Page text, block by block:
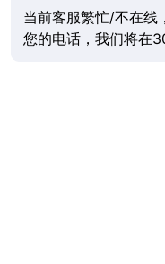
当前客服繁忙/不在线
您的电话，我们将在